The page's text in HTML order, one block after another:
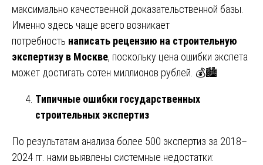
максимально качественной доказательственной базы.
Именно здесь чаще всего возникает
потребность написать рецензию на строительную
экспертизу в Москве, поскольку цена ошибки экспета
может достигать сотен миллионов рублей. 💰🏙️
Типичные ошибки государственных
строительных экспертиз
По результатам анализа более 500 экспертиз за 2018–
2024 гг. нами выявлены системные недостатки: